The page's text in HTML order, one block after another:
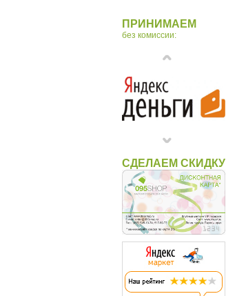
Lowell
Olmecs
Rhythm
Sea Power
Venturi Arte
Vostok
Макей
ПРИНИМАЕМ
без комиссии:
СДЕЛАЕМ СКИДКУ